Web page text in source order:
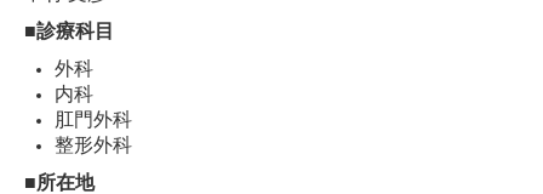
■診療科目
外科
内科
肛門外科
整形外科
■所在地